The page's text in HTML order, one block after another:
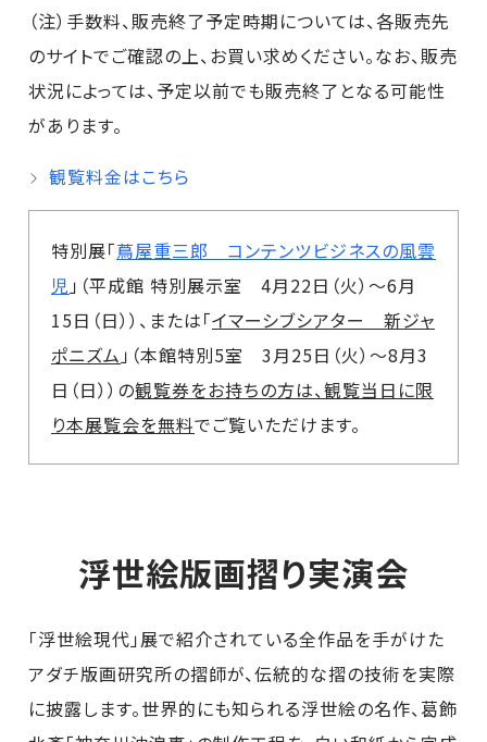
（注）手数料、販売終了予定時期については、各販売先
のサイトでご確認の上、お買い求めください。なお、販売
状況によっては、予定以前でも販売終了となる可能性
があります。
観覧料金はこちら
特別展「蔦屋重三郎 コンテンツビジネスの風雲
児 」（平成館 特別展示室 4月22日（火）～6月
15日（日））、または「イマーシブシアター 新ジャ
ポニズム 」（本館特別5室 3月25日（火）～8月3
日（日））の観覧券をお持ちの方は、観覧当日に限
り本展覧会を無料でご覧いただけます。
浮世絵版画摺り実演会
「浮世絵現代」展で紹介されている全作品を手がけた
アダチ版画研究所の摺師が、伝統的な摺の技術を実際
に披露します。世界的にも知られる浮世絵の名作、葛飾